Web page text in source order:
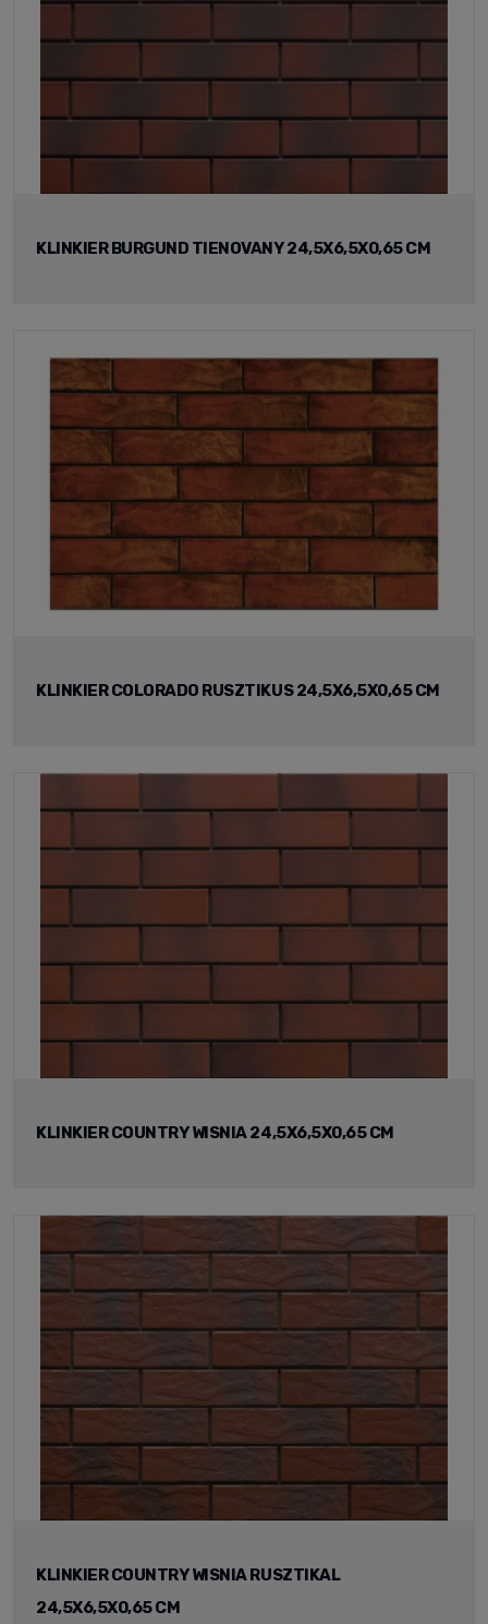
KLINKIER BURGUND TIENOVANY 24,5X6,5X0,65 CM
KLINKIER COLORADO RUSZTIKUS 24,5X6,5X0,65 CM
KLINKIER COUNTRY WISNIA 24,5X6,5X0,65 CM
KLINKIER COUNTRY WISNIA RUSZTIKAL
24,5X6,5X0,65 CM